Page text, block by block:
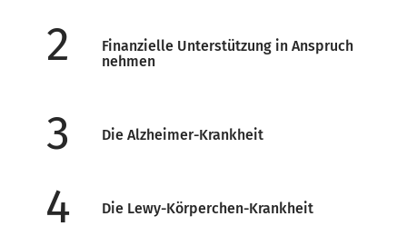
2
Finanzielle Unterstützung in Anspruch
nehmen
3 Die Alzheimer-Krankheit
4 Die Lewy-Körperchen-Krankheit